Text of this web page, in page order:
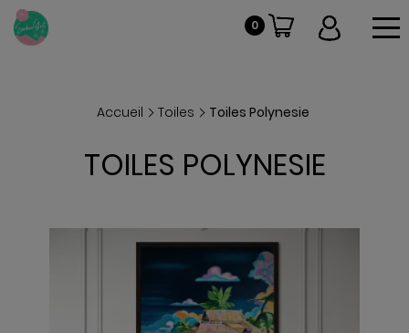
0
Accueil Toiles Toiles Polynesie
TOILES POLYNESIE